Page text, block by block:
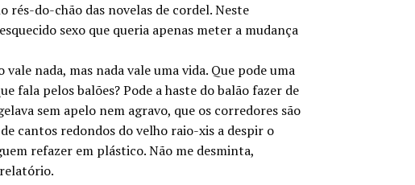
rés-do-chão das novelas de cordel. Neste
sexo que queria apenas meter a mudança
nada, mas nada vale uma vida. Que pode uma
fala pelos balões? Pode a haste do balão fazer de
sem apelo nem agravo, que os corredores são
cantos redondos do velho raio-xis a despir o
refazer em plástico. Não me desminta,